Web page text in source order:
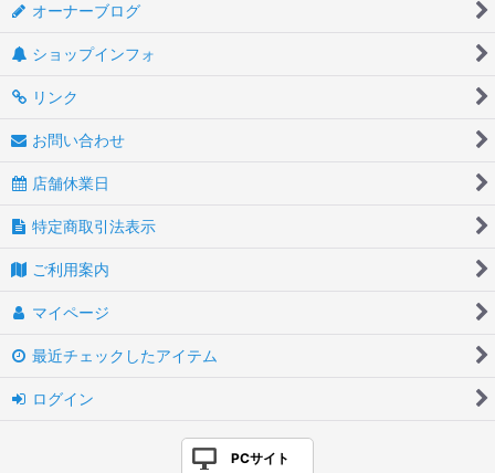
オーナーブログ
ショップインフォ
リンク
お問い合わせ
店舗休業日
特定商取引法表示
ご利用案内
マイページ
最近チェックしたアイテム
ログイン
PCサイト